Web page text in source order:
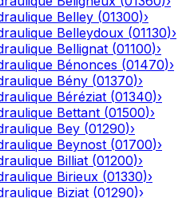
Belley (01300)›
Belleydoux (01130)›
Bellignat (01100)›
Bénonces (01470)›
Bény (01370)›
Béréziat (01340)›
Bettant (01500)›
Bey (01290)›
Beynost (01700)›
Billiat (01200)›
Birieux (01330)›
Biziat (01290)›